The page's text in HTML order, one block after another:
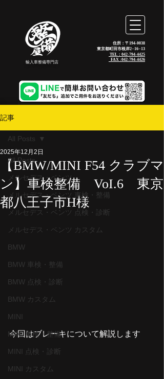
輸入車整備専門店
住所：〒194-0038
東京都町田市根岸2−16−13
TEL：042-794-4425
_FAX :042-794-4426
記事
All Posts
メルセデス・ベンツ
メルセデス・ベンツ 車検・整備
メルセデス・ベンツ 点検・診断
メルセデス・ベンツ カスタム
BMW
BMW 車検・整備
BMW 点検・診断
BMW カスタム
MINI
MINI 車検・整備
MINI 点検・診断
MINI カスタム
All Posts
【BMW/MINI F54 クラブマ
ン】車検整備 VoI.6 東京
都八王子市H様
2025年12月2日
今回はブレーキについて解説します